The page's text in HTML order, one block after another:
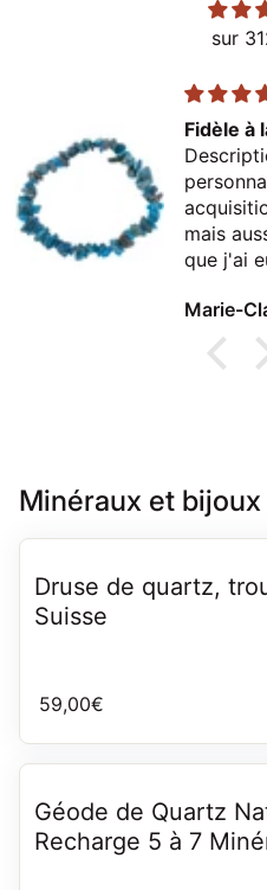
sur
Fidèle à
mais
que j'ai
Marie-
Minéraux et
Druse de quartz,
Suisse
Prix normal
59,00€
Géode de Quartz
Recharge 5 à 7